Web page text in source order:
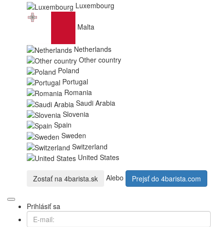
Luxembourg
Malta
Netherlands
Other country
Poland
Portugal
Romania
Saudi Arabia
Slovenia
Spain
Sweden
Switzerland
United States
Zostať na 4barista.sk Alebo Prejsť do 4barista.com
Prihlásiť sa